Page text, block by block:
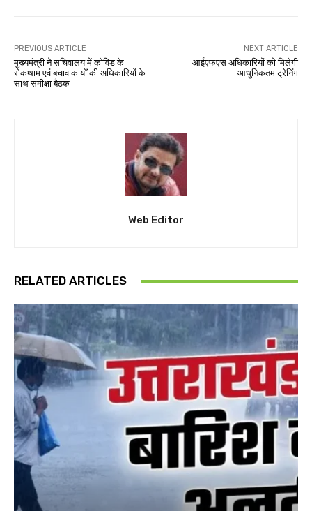
PREVIOUS ARTICLE
मुख्यमंत्री ने सचिवालय में कोविड के
रोकथाम एवं बचाव कार्यों की अधिकारियों के
साथ समीक्षा बैठक
NEXT ARTICLE
आईएफएस अधिकारियों को मिलेगी
आधुनिकतम ट्रेनिंग
Web Editor
RELATED ARTICLES